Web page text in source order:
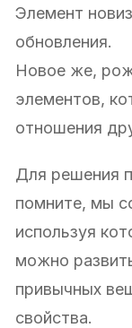
Элемент
обновления.
Новое же,
элементов,
отношения
Для решения
помните, мы
используя
можно
привычных
свойства.